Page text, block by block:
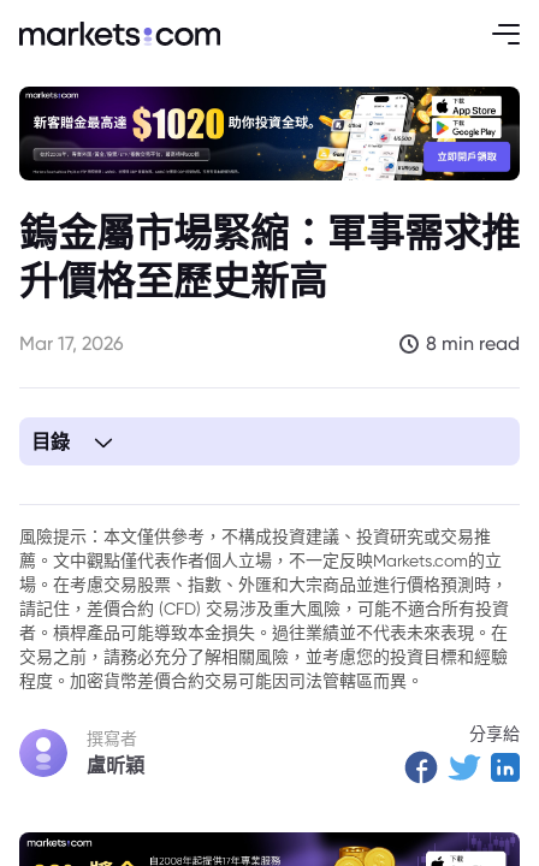
鎢金屬市場緊縮：軍事需求推
升價格至歷史新高
Mar 17, 2026 8 min read
目錄
3. 市場挑戰與未來展望
風險提示：本文僅供參考，不構成投資建議、投資研究或交易推
薦。文中觀點僅代表作者個人立場，不一定反映Markets.com的立
場。在考慮交易股票、指數、外匯和大宗商品並進行價格預測時，
請記住，差價合約 (CFD) 交易涉及重大風險，可能不適合所有投資
者。槓桿產品可能導致本金損失。過往業績並不代表未來表現。在
交易之前，請務必充分了解相關風險，並考慮您的投資目標和經驗
程度。加密貨幣差價合約交易可能因司法管轄區而異。
撰寫者
盧昕穎
分享給